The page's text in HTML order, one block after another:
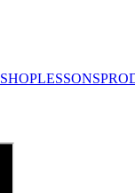
SHOPLESSONS